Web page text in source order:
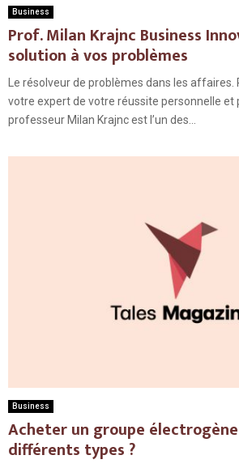
Business
Prof. Milan Krajnc Business
solution à vos problèmes
Le résolveur de problèmes dans les affaires.
votre expert de votre réussite personnelle et
professeur Milan Krajnc est l’un des...
Business
Acheter un groupe
différents types ?